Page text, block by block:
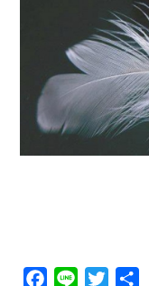
Facebook
Line Twitter